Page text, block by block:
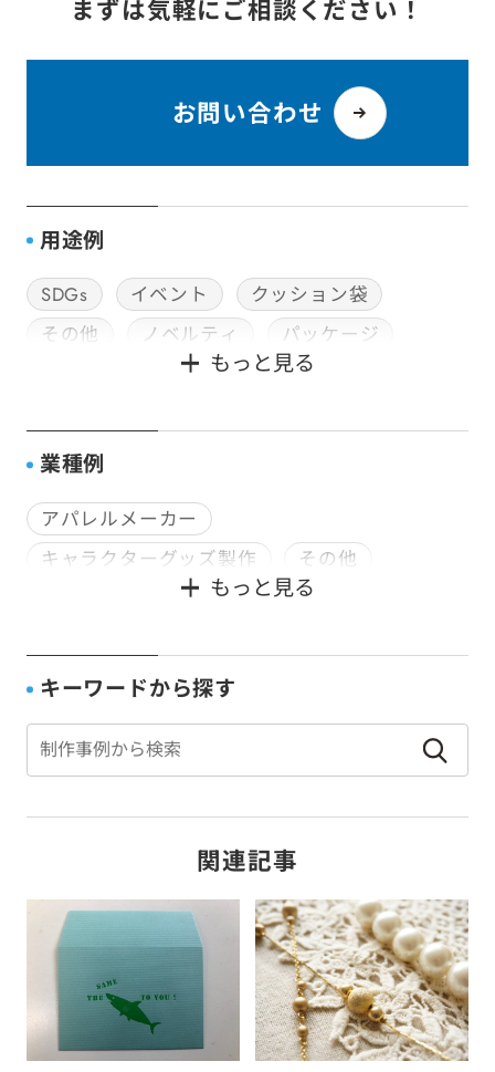
まずは気軽にご相談ください！
お問い合わせ
用途例
SDGs イベント
クッション袋
その他
ノベルティ
パッケージ
社用・ビジネス封筒
配送・郵送用
もっと見る
業種例
アパレルメーカー
キャラクターグッズ製作
その他
企画会社
書籍販売
種苗会社
通信販売
食品メーカー
もっと見る
キーワードから探す
関連記事